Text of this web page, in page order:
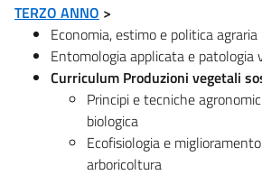
TERZO ANNO >
Economia, estimo e politica agraria
Entomologia applicata e patologia
Curriculum Produzioni vegetali
Principi e tecniche
biologica
Ecofisiologia e
arboricoltura